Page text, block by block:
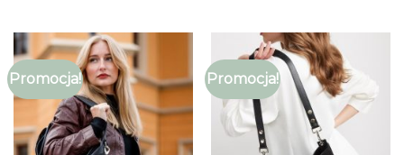
Promocja! Promocja!